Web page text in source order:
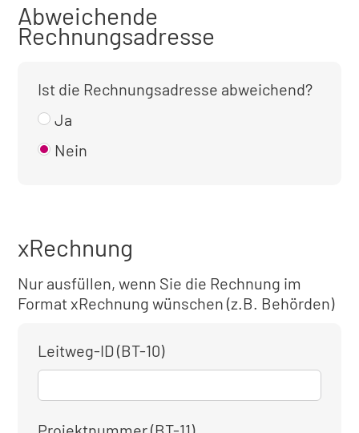
Abweichende
Rechnungsadresse
Ist die Rechnungsadresse abweichend?
Ja
Nein
xRechnung
Nur ausfüllen, wenn Sie die Rechnung im
Format xRechnung wünschen (z.B. Behörden)
Leitweg-ID (BT-10)